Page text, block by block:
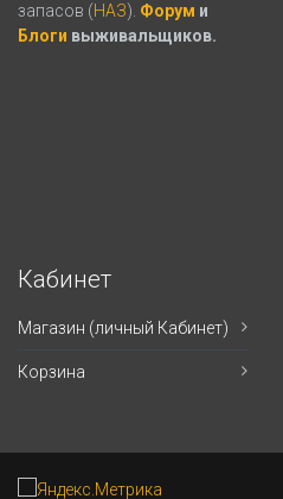
запасов (НАЗ). Форум и
Блоги выживальщиков.
Кабинет
Магазин (личный Кабинет)
Корзина